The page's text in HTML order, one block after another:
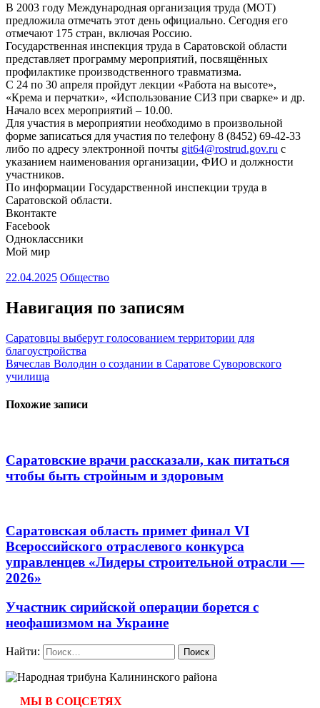
В 2003 году Международная организация труда (МОТ)
предложила отмечать этот день официально. Сегодня его
отмечают 175 стран, включая Россию.
Государственная инспекция труда в Саратовской области
представляет программу мероприятий, посвящённых
профилактике производственного травматизма.
С 24 по 30 апреля пройдут лекции «Работа на высоте»,
«Крема и перчатки», «Использование СИЗ при сварке» и др.
Начало всех мероприятий – 10.00.
Для участия в мероприятии необходимо в произвольной
форме записаться для участия по телефону 8 (8452) 69-42-33
либо по адресу электронной почты git64@rostrud.gov.ru с
указанием наименования организации, ФИО и должности
участников.
По информации Государственной инспекции труда в
Саратовской области.
Вконтакте
Facebook
Одноклассники
Мой мир
22.04.2025 Общество
Навигация по записям
Саратовцы выберут голосованием территории для
благоустройства
Вячеслав Володин о создании в Саратове Суворовского
училища
Похожие записи
Саратовские врачи рассказали, как питаться
чтобы быть стройным и здоровым
Саратовская область примет финал VI
Всероссийского отраслевого конкурса
управленцев «Лидеры строительной отрасли —
2026»
Участник сирийской операции борется с
неофашизмом на Украине
Найти:
МЫ В СОЦСЕТЯХ